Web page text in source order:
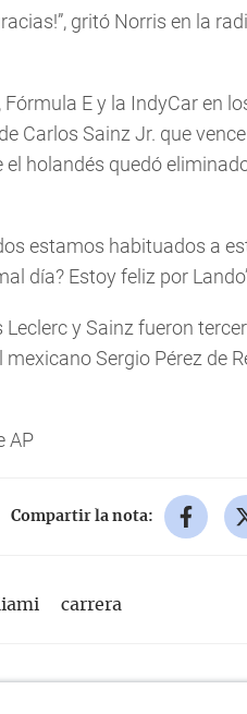
gritó Norris en la
E y la IndyCar en
Carlos Sainz Jr. que
holandés quedó
estamos habituados a
día? Estoy feliz por
y Sainz fueron
Sergio Pérez de
AP
Compartir la nota:
carrera